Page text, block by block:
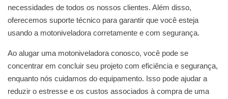
necessidades de todos os nossos clientes. Além disso,
oferecemos suporte técnico para garantir que você esteja
usando a motoniveladora corretamente e com segurança.
Ao alugar uma motoniveladora conosco, você pode se
concentrar em concluir seu projeto com eficiência e segurança,
enquanto nós cuidamos do equipamento. Isso pode ajudar a
reduzir o estresse e os custos associados à compra de uma